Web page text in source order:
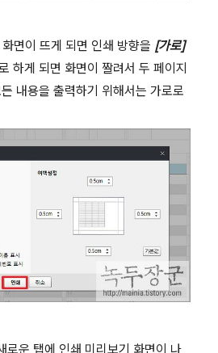
면이 뜨게 되면 인쇄 방향을 [가로]
하게 되면 화면이 짤려서 두 페이지
내용을 출력하기 위해서는 가로로
로운 탭에 인쇄 미리보기 화면이 나